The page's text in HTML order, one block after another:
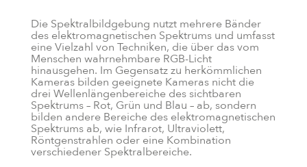
Die Spektralbildgebung nutzt mehrere Bänder
des elektromagnetischen Spektrums und umfasst
eine Vielzahl von Techniken, die über das vom
Menschen wahrnehmbare RGB-Licht
hinausgehen. Im Gegensatz zu herkömmlichen
Kameras bilden geeignete Kameras nicht die
drei Wellenlängenbereiche des sichtbaren
Spektrums – Rot, Grün und Blau – ab, sondern
bilden andere Bereiche des elektromagnetischen
Spektrums ab, wie Infrarot, Ultraviolett,
Röntgenstrahlen oder eine Kombination
verschiedener Spektralbereiche.